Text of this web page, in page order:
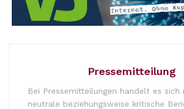
Pressemitteilung
Bei Pressemitteilungen handelt es sich
neutrale beziehungsweise kritische